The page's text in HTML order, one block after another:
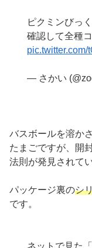
ピクミンびっ
確認して全種
pic.twitter.com/
— さかい
バスボールを溶か
たまごですが、開
法則が発見されて
パッケージ裏のシ
です。
ネットで見た